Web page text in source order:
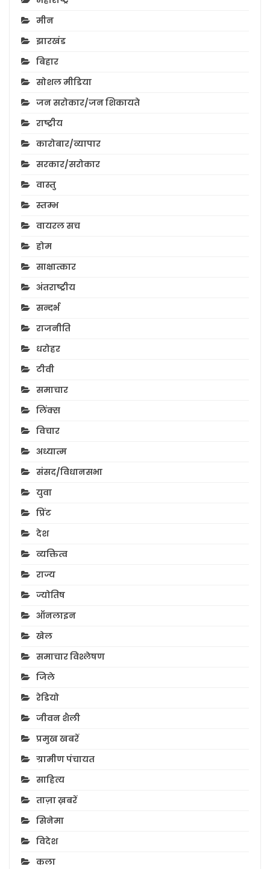
मीन
झारखंड
बिहार
सोशल मीडिया
जन सरोकार/जन शिकायते
राष्ट्रीय
कारोबार/व्यापार
सरकार/सरोकार
वास्तु
स्तम्भ
वायरल सच
होम
साक्षात्कार
अंतराष्ट्रीय
सन्दर्भ
राजनीति
धरोहर
टीवी
समाचार
लिंक्स
विचार
अध्यात्म
संसद/विधानसभा
युवा
प्रिंट
देश
व्यक्तित्व
राज्य
ज्योतिष
ऑनलाइन
खेल
समाचार विश्लेषण
जिले
रेडियो
जीवन शैली
प्रमुख खबरें
ग्रामीण पंचायत
साहित्य
ताज़ा ख़बरें
सिनेमा
विदेश
कला